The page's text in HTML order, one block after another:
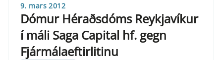
9. mars 2012
Dómur Héraðsdóms Reykjavíkur
í máli Saga Capital hf. gegn
Fjármálaeftirlitinu